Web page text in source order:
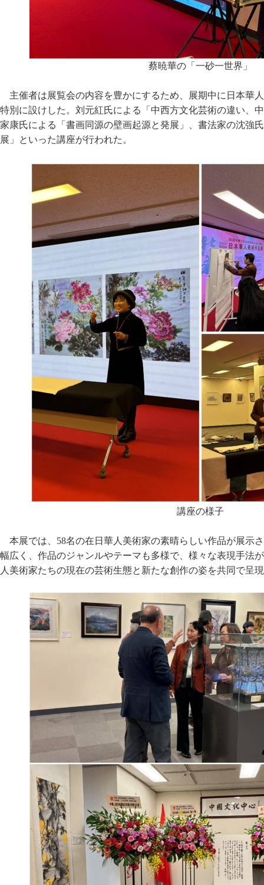
蔡暁華の「一砂一世界」
主催者は展覧会の内容を豊かにするため、展期中に日本華
特別に設けした。刘元紅氏による「中西方文化芸術の違い、
家康氏による「書画同源の壁画起源と発展」、書法家の沈強
展」といった講座が行われた。
講座の様子
本展では、58名の在日華人美術家の素晴らしい作品が展示
幅広く、作品のジャンルやテーマも多様で、様々な表現手法
人美術家たちの現在の芸術生態と新たな創作の姿を共同で呈